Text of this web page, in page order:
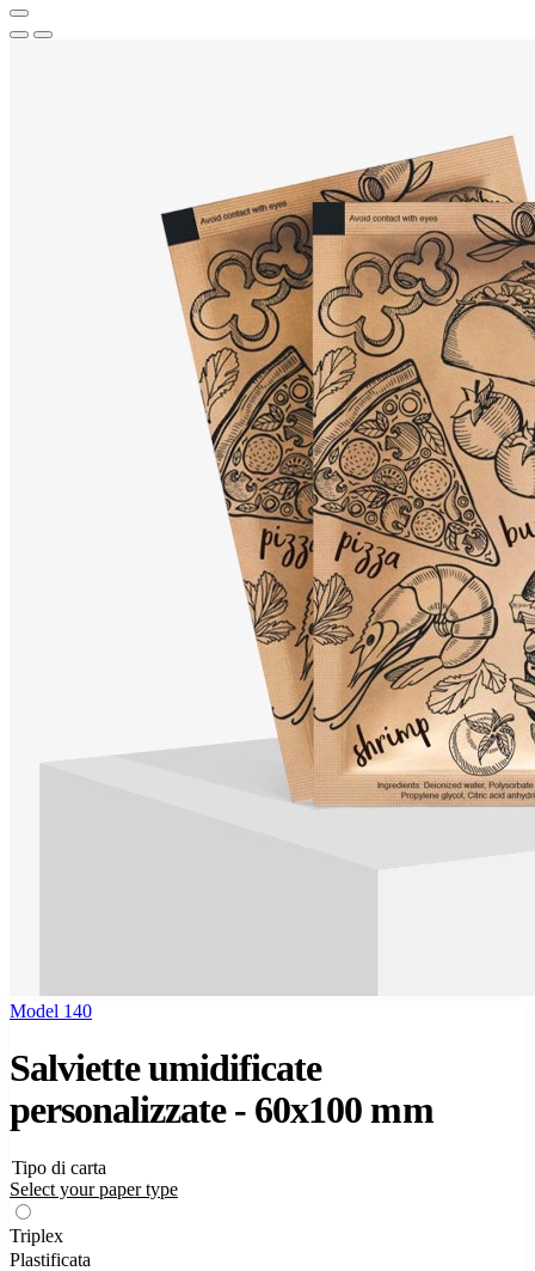
Model 140
Salviette umidificate
personalizzate - 60x100 mm
Tipo di carta
Select your paper type
Triplex
Plastificata